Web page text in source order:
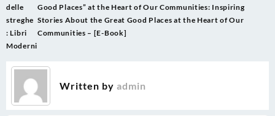
navigation
delle
streghe
: Libri
Moderni
Good Places” at the Heart of Our Communities: Inspiring
Stories About the Great Good Places at the Heart of Our
Communities – [E-Book]
Written by admin